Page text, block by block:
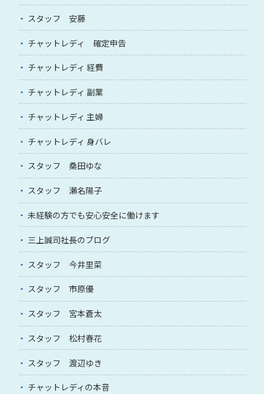
スタッフ 安藤
チャットレディ 確定申告
チャットレディ 経費
チャットレディ 副業
チャットレディ 主婦
チャットレディ 身バレ
スタッフ 桑田ゆな
スタッフ 瀬名陽子
未経験の方でも安心安全に働けます
三上誠司社長のブログ
スタッフ 今井里菜
スタッフ 市原優
スタッフ 宮本蒼太
スタッフ 松村春花
スタッフ 渡辺ゆき
チャットレディの本音